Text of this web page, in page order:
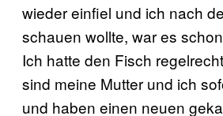
wieder einfiel und ich nach
schauen wollte, war es
Ich hatte den Fisch
sind meine Mutter und ich
und haben einen neuen